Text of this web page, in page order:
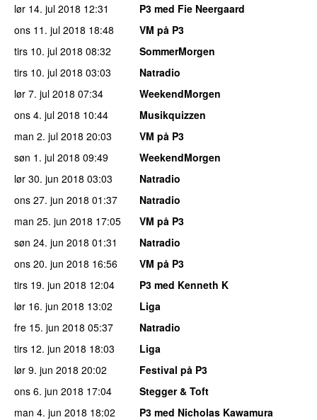
lør 14. jul 2018 12:31
P3 med Fie Neergaard
ons 11. jul 2018 18:48
VM på P3
tirs 10. jul 2018 08:32
SommerMorgen
tirs 10. jul 2018 03:03
Natradio
lør 7. jul 2018 07:34
WeekendMorgen
ons 4. jul 2018 10:44
Musikquizzen
man 2. jul 2018 20:03
VM på P3
søn 1. jul 2018 09:49
WeekendMorgen
lør 30. jun 2018 03:03
Natradio
ons 27. jun 2018 01:37
Natradio
man 25. jun 2018 17:05
VM på P3
søn 24. jun 2018 01:31
Natradio
ons 20. jun 2018 16:56
VM på P3
tirs 19. jun 2018 12:04
P3 med Kenneth K
lør 16. jun 2018 13:02
Liga
fre 15. jun 2018 05:37
Natradio
tirs 12. jun 2018 18:03
Liga
lør 9. jun 2018 20:02
Festival på P3
ons 6. jun 2018 17:04
Stegger & Toft
man 4. jun 2018 18:02
P3 med Nicholas Kawamura